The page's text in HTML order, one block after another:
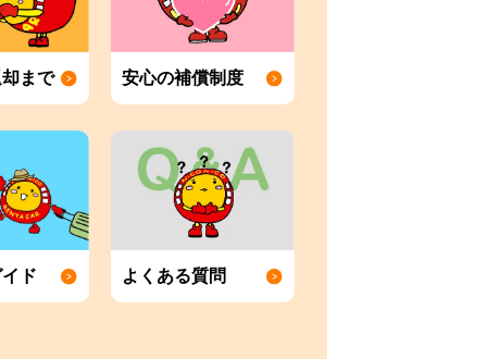
まで 安心の補償制度
ド よくある質問